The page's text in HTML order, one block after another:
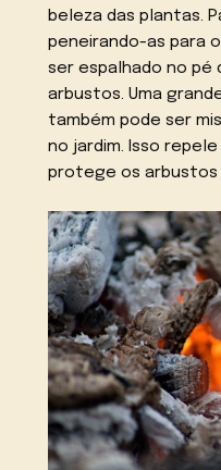
beleza das plantas.
peneirando-as para
ser espalhado no pé
arbustos. Uma
também pode ser
no jardim. Isso
protege os